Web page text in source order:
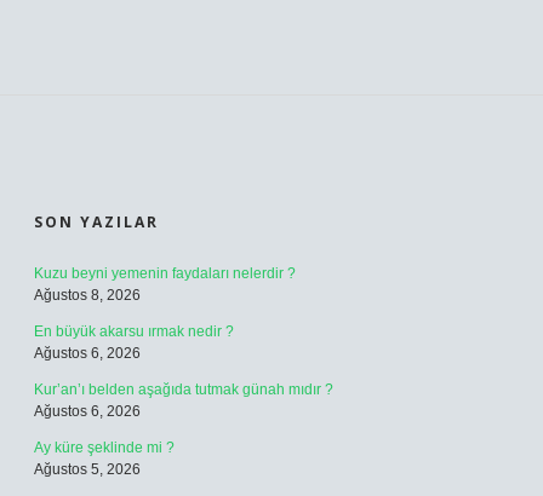
SON YAZILAR
Kuzu beyni yemenin faydaları nelerdir ?
Ağustos 8, 2026
En büyük akarsu ırmak nedir ?
Ağustos 6, 2026
Kur’an’ı belden aşağıda tutmak günah mıdır ?
Ağustos 6, 2026
Ay küre şeklinde mi ?
Ağustos 5, 2026